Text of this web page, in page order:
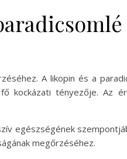
A likopin és a
kockázati tényezője. Az
egészségének
megőrzéséhez.